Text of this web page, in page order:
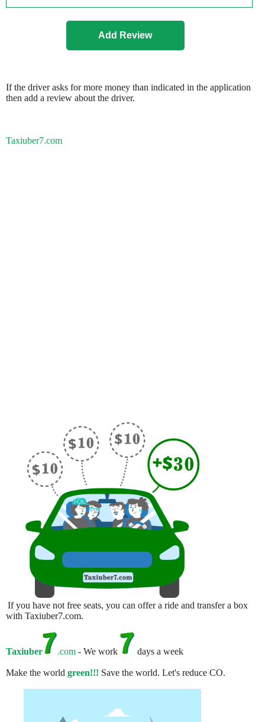
If the driver asks for more money than indicated in the application
then add a review about the driver.
Taxiuber7.com
If you have not free seats, you can offer a ride and transfer a box
with Taxiuber7.com.
Taxiuber .com - We work days a week
Make the world green!!! Save the world. Let's reduce CO.